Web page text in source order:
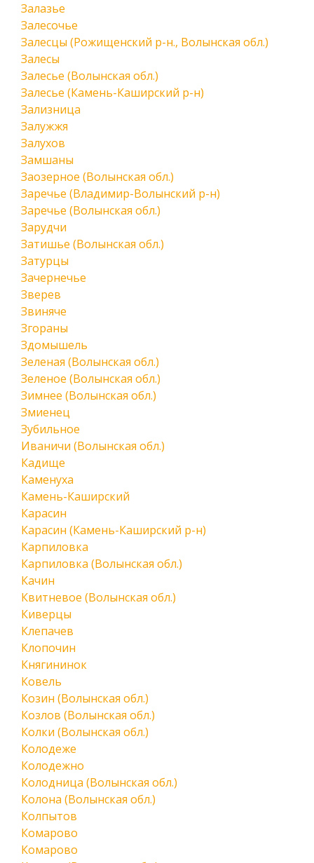
Залазье
Залесочье
Залесцы (Рожищенский р-н., Волынская обл.)
Залесы
Залесье (Волынская обл.)
Залесье (Камень-Каширский р-н)
Зализница
Залужжя
Залухов
Замшаны
Заозерное (Волынская обл.)
Заречье (Владимир-Волынский р-н)
Заречье (Волынская обл.)
Зарудчи
Затишье (Волынская обл.)
Затурцы
Зачернечье
Зверев
Звиняче
Згораны
Здомышель
Зеленая (Волынская обл.)
Зеленое (Волынская обл.)
Зимнее (Волынская обл.)
Змиенец
Зубильное
Иваничи (Волынская обл.)
Кадище
Каменуха
Камень-Каширский
Карасин
Карасин (Камень-Каширский р-н)
Карпиловка
Карпиловка (Волынская обл.)
Качин
Квитневое (Волынская обл.)
Киверцы
Клепачев
Клопочин
Княгининок
Ковель
Козин (Волынская обл.)
Козлов (Волынская обл.)
Колки (Волынская обл.)
Колодеже
Колодежно
Колодница (Волынская обл.)
Колона (Волынская обл.)
Колпытов
Комарово
Комарово